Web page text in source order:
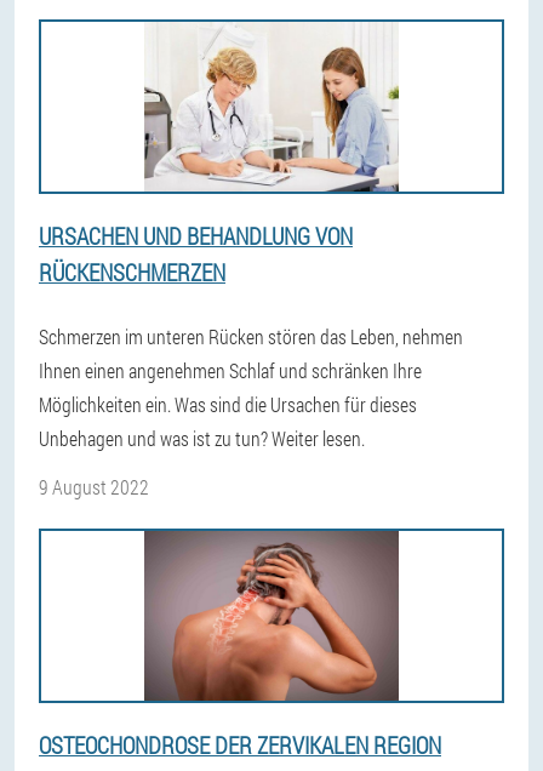
URSACHEN UND BEHANDLUNG VON
RÜCKENSCHMERZEN
Schmerzen im unteren Rücken stören das Leben, nehmen
Ihnen einen angenehmen Schlaf und schränken Ihre
Möglichkeiten ein. Was sind die Ursachen für dieses
Unbehagen und was ist zu tun? Weiter lesen.
9 August 2022
OSTEOCHONDROSE DER ZERVIKALEN REGION